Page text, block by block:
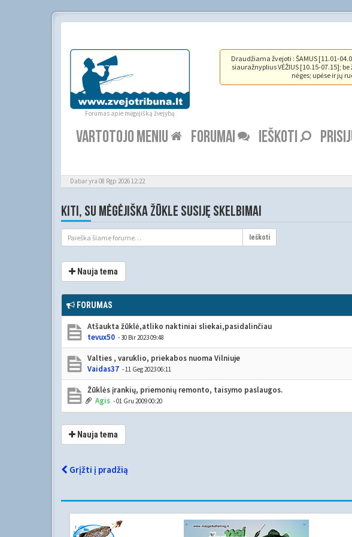
Forumas apie mėgėjišką žvejybą
Draudžiama žvejoti : ŠAMUS [11.01-
siauražnyplius VĖŽIUS [10.15-07.15];
nėges; upėse ir jų
VARTOTOJO MENIU FORUMAI IEŠKOTI
Dabar yra 08 Rgp 2026 12:22
KITI, SU MĖGĖJIŠKA ŽŪKLE SUSIJĘ SKELBIMAI
Ieškoti
Nauja tema
FORUMAS
Atšaukta žūklė,atliko naktiniai sliekai,pasidalinčiau
tevux50 - 30 Bir 2023 09:48
Valties , varuklio, priekabos nuoma Vilniuje
Vaidas37 - 11 Geg 2023 06:11
Žūklės įrankių, priemonių remonto, taisymo paslaugos.
Agis - 01 Gru 2009 00:20
Nauja tema
Grįžti į pradžią